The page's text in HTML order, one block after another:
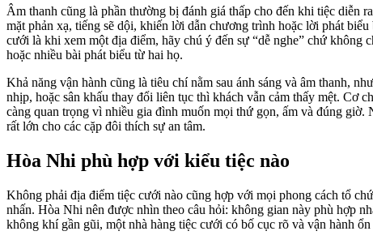
Âm thanh cũng là phần thường bị đánh giá thấp cho đến khi tiệc diễn
mặt phản xạ, tiếng sẽ dội, khiến lời dẫn chương trình hoặc lời phát
cưới là khi xem một địa điểm, hãy chú ý đến sự “dễ nghe” chứ
hoặc nhiều bài phát biểu từ hai họ.
Khả năng vận hành cũng là tiêu chí nằm sau ánh sáng và âm thanh,
nhịp, hoặc sân khấu thay đổi liên tục thì khách vẫn cảm thấy mệt. Cơ
càng quan trọng vì nhiều gia đình muốn mọi thứ gọn, ấm và đúng
rất lớn cho các cặp đôi thích sự an tâm.
Hòa Nhi phù hợp với kiểu tiệc nào
Không phải địa điểm tiệc cưới nào cũng hợp với mọi phong cách tổ
nhấn. Hòa Nhi nên được nhìn theo câu hỏi: không gian này phù hợp
không khí gần gũi, một nhà hàng tiệc cưới có bố cục rõ và vận hành